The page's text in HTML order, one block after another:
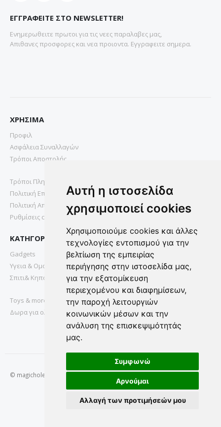
Αυτή η ιστοσελίδα
χρησιμοποιεί cookies
Χρησιμοποιούμε cookies και άλλες
τεχνολογίες εντοπισμού για την
βελτίωση της εμπειρίας
περιήγησης στην ιστοσελίδα μας,
για την εξατομίκευση
περιεχομένου και διαφημίσεων,
την παροχή λειτουργιών
κοινωνικών μέσων και την
ανάλυση της επισκεψιμότητάς
μας.
Συμφωνώ
Αρνούμαι
Αλλαγή των προτιμήσεών μου
ΕΓΓΡΑΦΕΙΤΕ ΣΤΟ NEWSLETTER!
Ενημερωθειτε πρωτοι για τις νεες παραλαβες μας,
Απιθανες προσφορες και νεα προιοντα. Εγγραφειτε σημερα.
ΧΡΗΣΙΜΑ
Προφιλ
Ασφάλεια Συναλλαγών
Τρόποι Αποστολής
Τρόποι Πληρωμής
Πολιτική Επιστροφών
Πολιτική Απορρήτου
Ρυθμίσεις cookies
ΚΑΤΗΓΟΡΙΕΣ
Gadgets
Υγεια & Ομορφια
Σπιτι& Κηπος
Toys & more
Δωρα για ολους
© magichole.gr 2022. All Rights Reserved.